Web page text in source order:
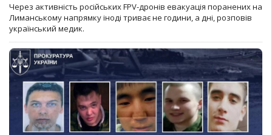
Через активність російських FPV-дронів евакуація поранених на
Лиманському напрямку іноді триває не години, а дні, розповів
український медик.